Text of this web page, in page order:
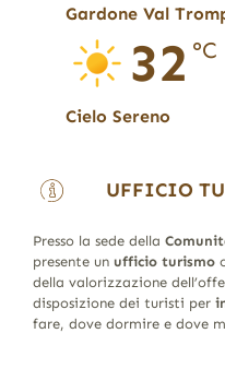
Gardone Val
32 °C
Cielo Sereno
UFFICIO
Presso la sede della
presente un ufficio turismo
della valorizzazione
disposizione dei turisti per
fare, dove dormire e dove